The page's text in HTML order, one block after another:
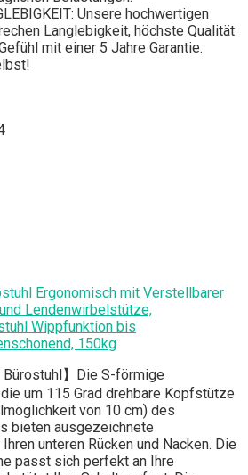
Unsere hochwertigen
Langlebigkeit, höchste Qualität
mit einer 5 Jahre Garantie.
Ergonomisch mit Verstellbarer
Lendenwirbelstütze,
Wippfunktion bis
150kg
Bürostuhl】Die S-förmige
um 115 Grad drehbare Kopfstütze
von 10 cm) des
bieten ausgezeichnete
unteren Rücken und Nacken. Die
passt sich perfekt an Ihre